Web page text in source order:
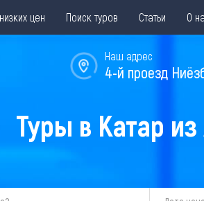
цен Поиск туров Статьи О
Наш адрес
4-й проезд
Туры в Катар